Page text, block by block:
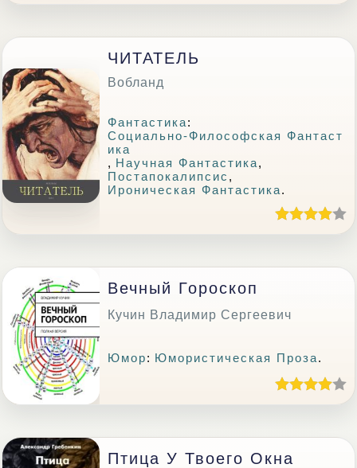
ЧИТАТЕЛЬ
Вобланд
Фантастика:
Социально-Философская Фантаст
Ика
, Научная Фантастика,
Постапокалипсис ,
Ироническая Фантастика.
Вечный Гороскоп
Кучин Владимир Сергеевич
Юмор: Юмористическая Проза.
Птица У Твоего Окна